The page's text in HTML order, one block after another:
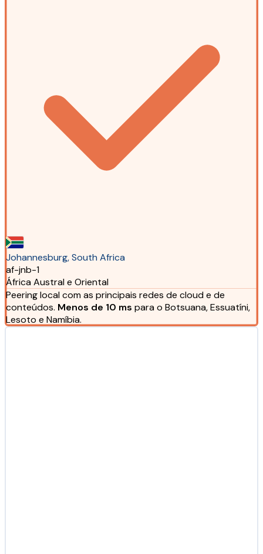
Johannesburg, South Africa
af-jnb-1
África Austral e Oriental
Peering local com as principais redes de cloud e de
conteúdos. Menos de 10 ms para o Botsuana, Essuatíni,
Lesoto e Namíbia.